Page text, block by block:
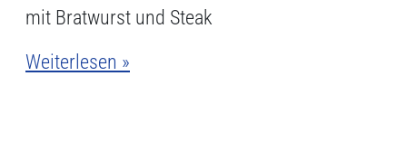
mit Bratwurst und Steak
Weiterlesen »